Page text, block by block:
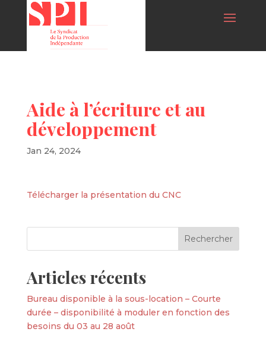
Aide à l’écriture et au
développement
Jan 24, 2024
Télécharger la présentation du CNC
Articles récents
Bureau disponible à la sous-location – Courte
durée – disponibilité à moduler en fonction des
besoins du 03 au 28 août